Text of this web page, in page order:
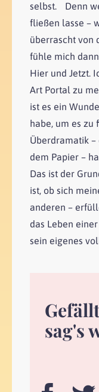
selbst. Denn
fließen lasse –
überrascht von
fühle mich
Hier und Jetzt.
Art Portal zu
ist es ein
habe, um es zu
Überdramatik
dem Papier –
Das ist der
ist, ob sich
anderen –
das Leben
sein eigenes
sag's